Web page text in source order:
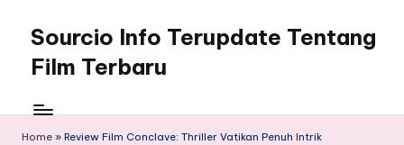
content
Sourcio Info Terupdate Tentang
Film Terbaru
Home » Review Film Conclave: Thriller Vatikan Penuh Intrik